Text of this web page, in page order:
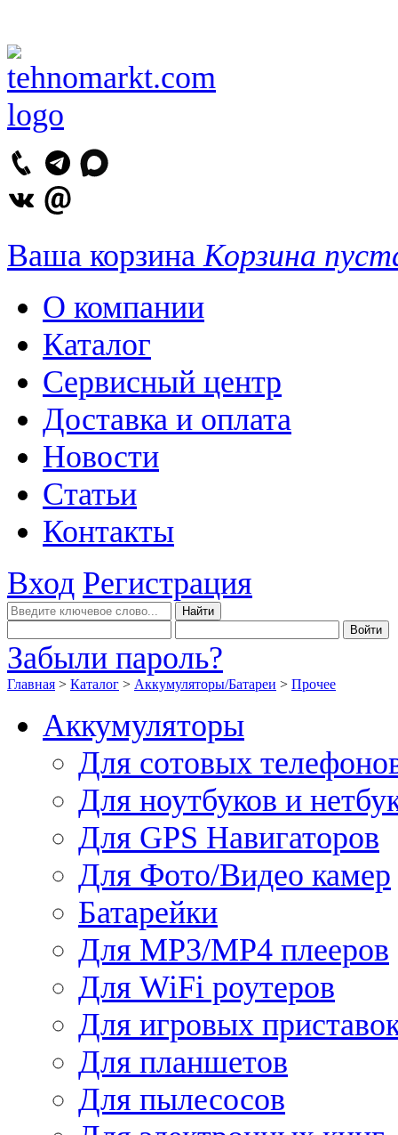
Ваша корзина Корзина
О компании
Каталог
Сервисный центр
Доставка и оплата
Новости
Статьи
Контакты
Вход Регистрация
Забыли пароль?
Главная > Каталог > Аккумуляторы/Батареи > Прочее
Аккумуляторы
Для сотовых
Для ноутбуков и
Для GPS Навигаторов
Для Фото/Видео камер
Батарейки
Для MP3/MP4 плееров
Для WiFi роутеров
Для игровых
Для планшетов
Для пылесосов